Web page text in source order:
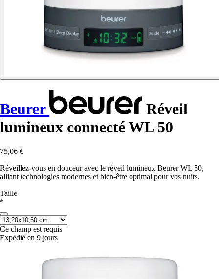
Beurer
Réveil
lumineux connecté WL 50
75,06 €
Réveillez-vous en douceur avec le réveil lumineux Beurer WL 50,
alliant technologies modernes et bien-être optimal pour vos nuits.
Taille
*
Ce champ est requis
Expédié en 9 jours